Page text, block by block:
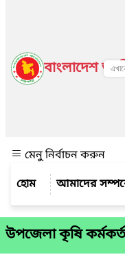
বাংলাদেশ
মেনু নির্বাচন করুন
আমাদের
উপজেলা কৃষি